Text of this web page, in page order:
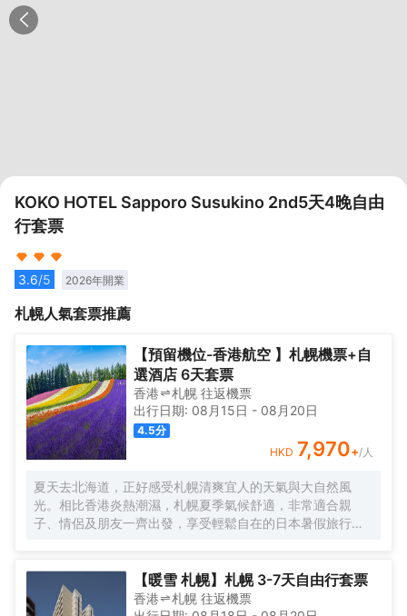
KOKO HOTEL Sapporo Susukino 2nd5天4晚自由
行套票
3.6/5 2026年開業
札幌人氣套票推薦
【預留機位-香港航空 】札幌機票+自
選酒店 6天套票
香港 札幌 往返機票
出行日期: 08月15日 - 08月20日
4.5分
HKD 7,970+/人
夏天去北海道，正好感受札幌清爽宜人的天氣與大自然風
光。相比香港炎熱潮濕，札幌夏季氣候舒適，非常適合親
子、情侶及朋友一齊出發，享受輕鬆自在的日本暑假旅行。
景點，品嚐北海道拉麵、海鮮、牛乳甜品、芝士蛋糕及雪糕
等地道美食。
【暖雪 札幌】札幌 3-7天自由行套票
香港 札幌 往返機票